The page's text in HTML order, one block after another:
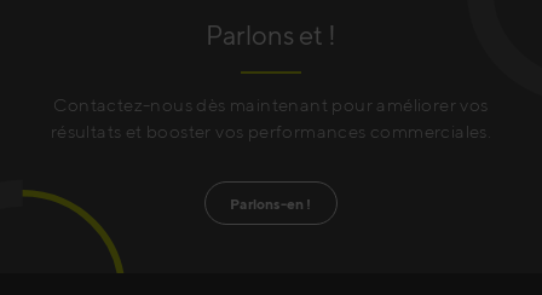
Parlons et !
Contactez-nous dès maintenant pour améliorer vos
résultats et booster vos performances commerciales.
Parlons-en !